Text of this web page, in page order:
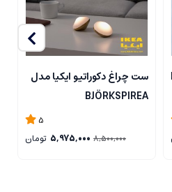
ست چراغ دکوراتیو ایکیا مدل
BJÖRKSPIREA
5
8,500,000
5,975,000 تومان